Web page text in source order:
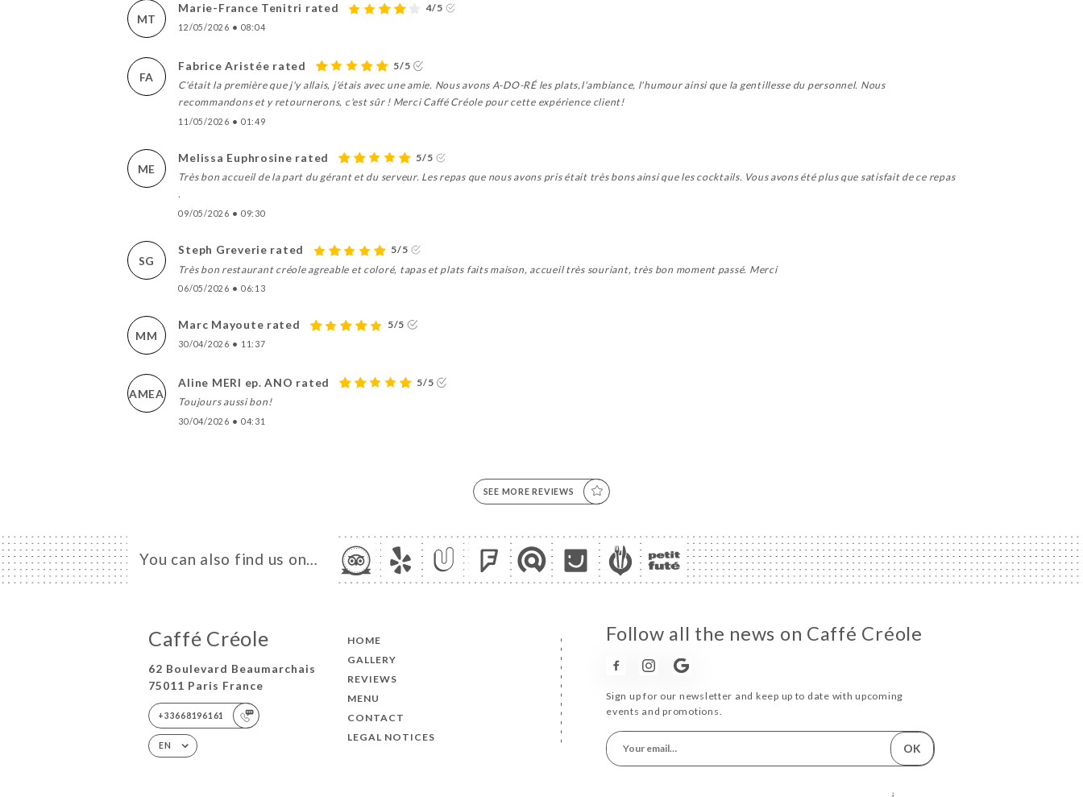
MT
Marie-France Tenitri rated 4/5
12/05/2026 • 08:04
FA
Fabrice Aristée rated
5/5
C'était la première que j'y allais, j'étais avec une amie. Nous avons A-DO-RÉ les plats,l'ambiance, l'humour ainsi que la gentillesse du personnel. Nous
recommandons et y retournerons, c'est sûr ! Merci Caffé Créole pour cette expérience client!
11/05/2026 • 01:49
ME
Melissa Euphrosine rated
5/5
Très bon accueil de la part du gérant et du serveur. Les repas que nous avons pris était très bons ainsi que les cocktails. Vous avons été plus que satisfait de ce repas
.
09/05/2026 • 09:30
SG
Steph Greverie rated
5/5
Très bon restaurant créole agreable et coloré, tapas et plats faits maison, accueil très souriant, très bon moment passé. Merci
06/05/2026 • 06:13
MM
Marc Mayoute rated 5/5
30/04/2026 • 11:37
AMEA
Aline MERI ep. ANO rated
5/5
Toujours aussi bon!
30/04/2026 • 04:31
SEE MORE REVIEWS
You can also find us on…
Caffé Créole
62 Boulevard Beaumarchais
75011 Paris France
+33668196161
EN
HOME
GALLERY
REVIEWS
MENU
CONTACT
LEGAL NOTICES
Follow all the news on Caffé Créole
Sign up for our newsletter and keep up to date with upcoming
events and promotions.
OK